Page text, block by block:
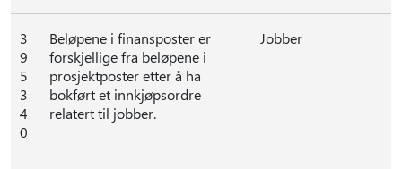
3
9
5
3
4
0
Beløpene i finansposter er
forskjellige fra beløpene i
prosjektposter etter å ha
bokført et innkjøpsordre
relatert til jobber.
Jobber